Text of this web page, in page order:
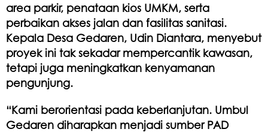
area parkir, penataan kios UMKM, serta
perbaikan akses jalan dan fasilitas sanitasi.
Kepala Desa Gedaren, Udin Diantara, menyebut
proyek ini tak sekadar mempercantik kawasan,
tetapi juga meningkatkan kenyamanan
pengunjung.
“Kami berorientasi pada keberlanjutan. Umbul
Gedaren diharapkan menjadi sumber PAD